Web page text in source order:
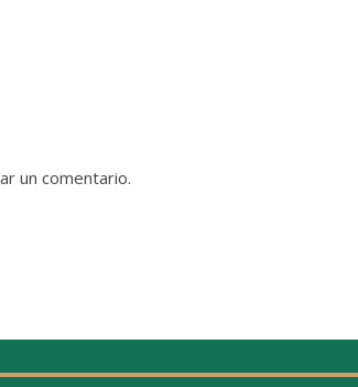
un comentario.